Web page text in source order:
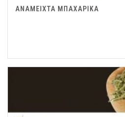
ΑΝΑΜΕΙΧΤΑ ΜΠΑΧΑΡΙΚΑ